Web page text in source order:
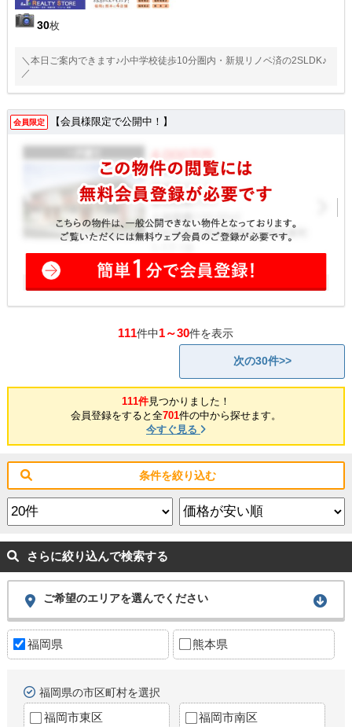
30枚
＼本日ご案内できます♪小中学校徒歩10分圏内・新規リノベ済の2SLDK♪
／
会員限定 【会員様限定で公開中！】
111件中1～30件を表示
次の30件>>
111件見つかりました！
会員登録をすると全701件の中から探せます。
今すぐ見る
条件を絞り込む
さらに絞り込んで検索する
ご希望のエリアを選んでください
福岡県 熊本県
福岡県の市区町村を選択
福岡市東区 福岡市南区